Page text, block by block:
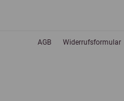
AGB Widerrufsformular